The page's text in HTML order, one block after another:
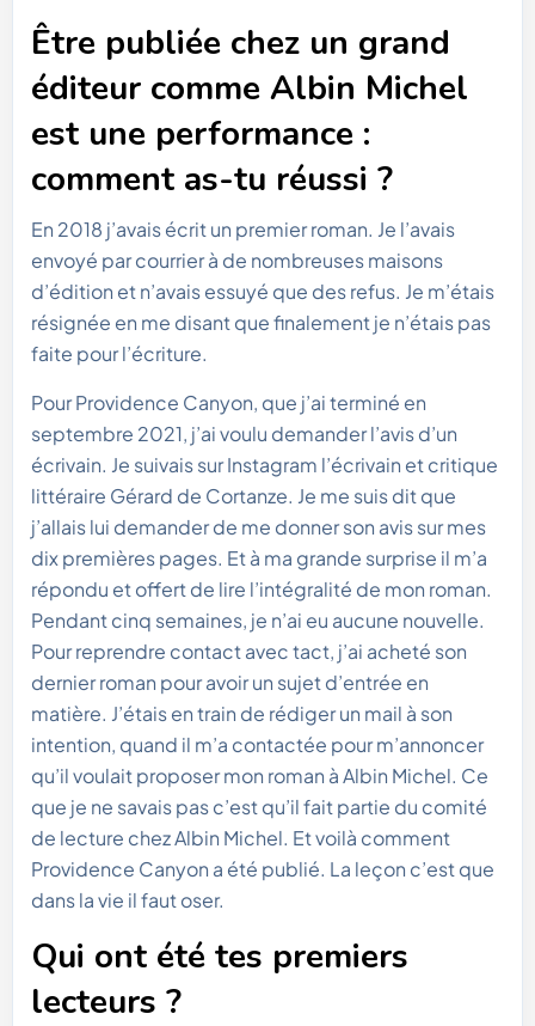
Être publiée chez un grand
éditeur comme Albin Michel
est une performance :
comment as-tu réussi ?
En 2018 j’avais écrit un premier roman. Je l’avais
envoyé par courrier à de nombreuses maisons
d’édition et n’avais essuyé que des refus. Je m’étais
résignée en me disant que finalement je n’étais pas
faite pour l’écriture.
Pour Providence Canyon, que j’ai terminé en
septembre 2021, j’ai voulu demander l’avis d’un
écrivain. Je suivais sur Instagram l’écrivain et critique
littéraire Gérard de Cortanze. Je me suis dit que
j’allais lui demander de me donner son avis sur mes
dix premières pages. Et à ma grande surprise il m’a
répondu et offert de lire l’intégralité de mon roman.
Pendant cinq semaines, je n’ai eu aucune nouvelle.
Pour reprendre contact avec tact, j’ai acheté son
dernier roman pour avoir un sujet d’entrée en
matière. J’étais en train de rédiger un mail à son
intention, quand il m’a contactée pour m’annoncer
qu’il voulait proposer mon roman à Albin Michel. Ce
que je ne savais pas c’est qu’il fait partie du comité
de lecture chez Albin Michel. Et voilà comment
Providence Canyon a été publié. La leçon c’est que
dans la vie il faut oser.
Qui ont été tes premiers
lecteurs ?